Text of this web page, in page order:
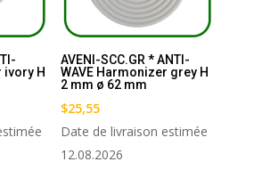
ivory H
AVENI-SCC.GR * ANTI-
WAVE Harmonizer grey H
2 mm ø 62 mm
$25,55
Date de livraison estimée
12.08.2026